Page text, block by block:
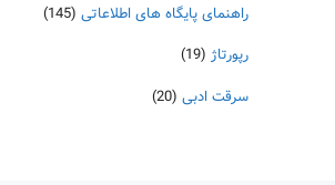
راهنمای پایگاه های اطلاعاتی (145)
رپورتاژ (19)
سرقت ادبی (20)